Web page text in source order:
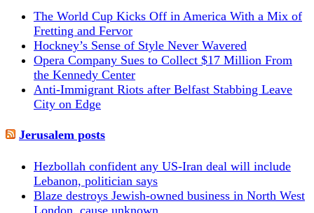
The World Cup Kicks Off in America With a Mix of
Fretting and Fervor
Hockney’s Sense of Style Never Wavered
Opera Company Sues to Collect $17 Million From
the Kennedy Center
Anti-Immigrant Riots after Belfast Stabbing Leave
City on Edge
Jerusalem posts
Hezbollah confident any US-Iran deal will include
Lebanon, politician says
Blaze destroys Jewish-owned business in North West